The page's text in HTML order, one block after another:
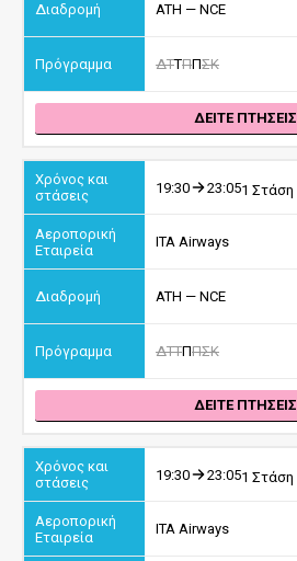
ATH — NCE
ΔΤΤΠΠΣΚ
ΔΕΙΤΕ ΠΤΗΣΕΙΣ
19:30 23:051 Στάση
ITA Airways
ATH — NCE
ΔΤΤΠΠΣΚ
ΔΕΙΤΕ ΠΤΗΣΕΙΣ
19:30 23:051 Στάση
ITA Airways